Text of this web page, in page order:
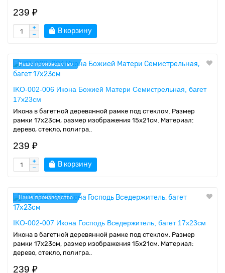
239 ₽
В корзину
Наше производство
IKO-002-006 Икона Божией Матери Семистрельная, багет
17х23см
Икона в багетной деревянной рамке под стеклом. Размер
рамки 17x23см, размер изображения 15x21см. Материал:
дерево, стекло, полигра..
239 ₽
В корзину
Наше производство
IKO-002-007 Икона Господь Вседержитель, багет 17х23см
Икона в багетной деревянной рамке под стеклом. Размер
рамки 17x23см, размер изображения 15x21см. Материал:
дерево, стекло, полигра..
239 ₽